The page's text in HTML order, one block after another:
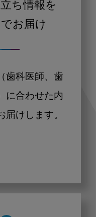
ち情報を
お届け
歯科医師、歯
に合わせた内
届けします。